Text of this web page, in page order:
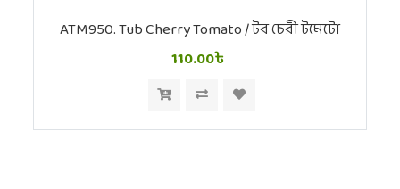
ATM950. Tub Cherry Tomato / টব চেরী টমেটো
110.00৳